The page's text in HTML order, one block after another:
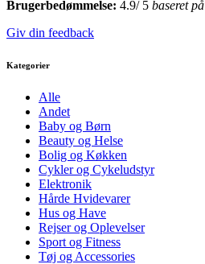
Brugerbedømmelse: 4.9/ 5 baseret på
Giv din feedback
Kategorier
Alle
Andet
Baby og Børn
Beauty og Helse
Bolig og Køkken
Cykler og Cykeludstyr
Elektronik
Hårde Hvidevarer
Hus og Have
Rejser og Oplevelser
Sport og Fitness
Tøj og Accessories